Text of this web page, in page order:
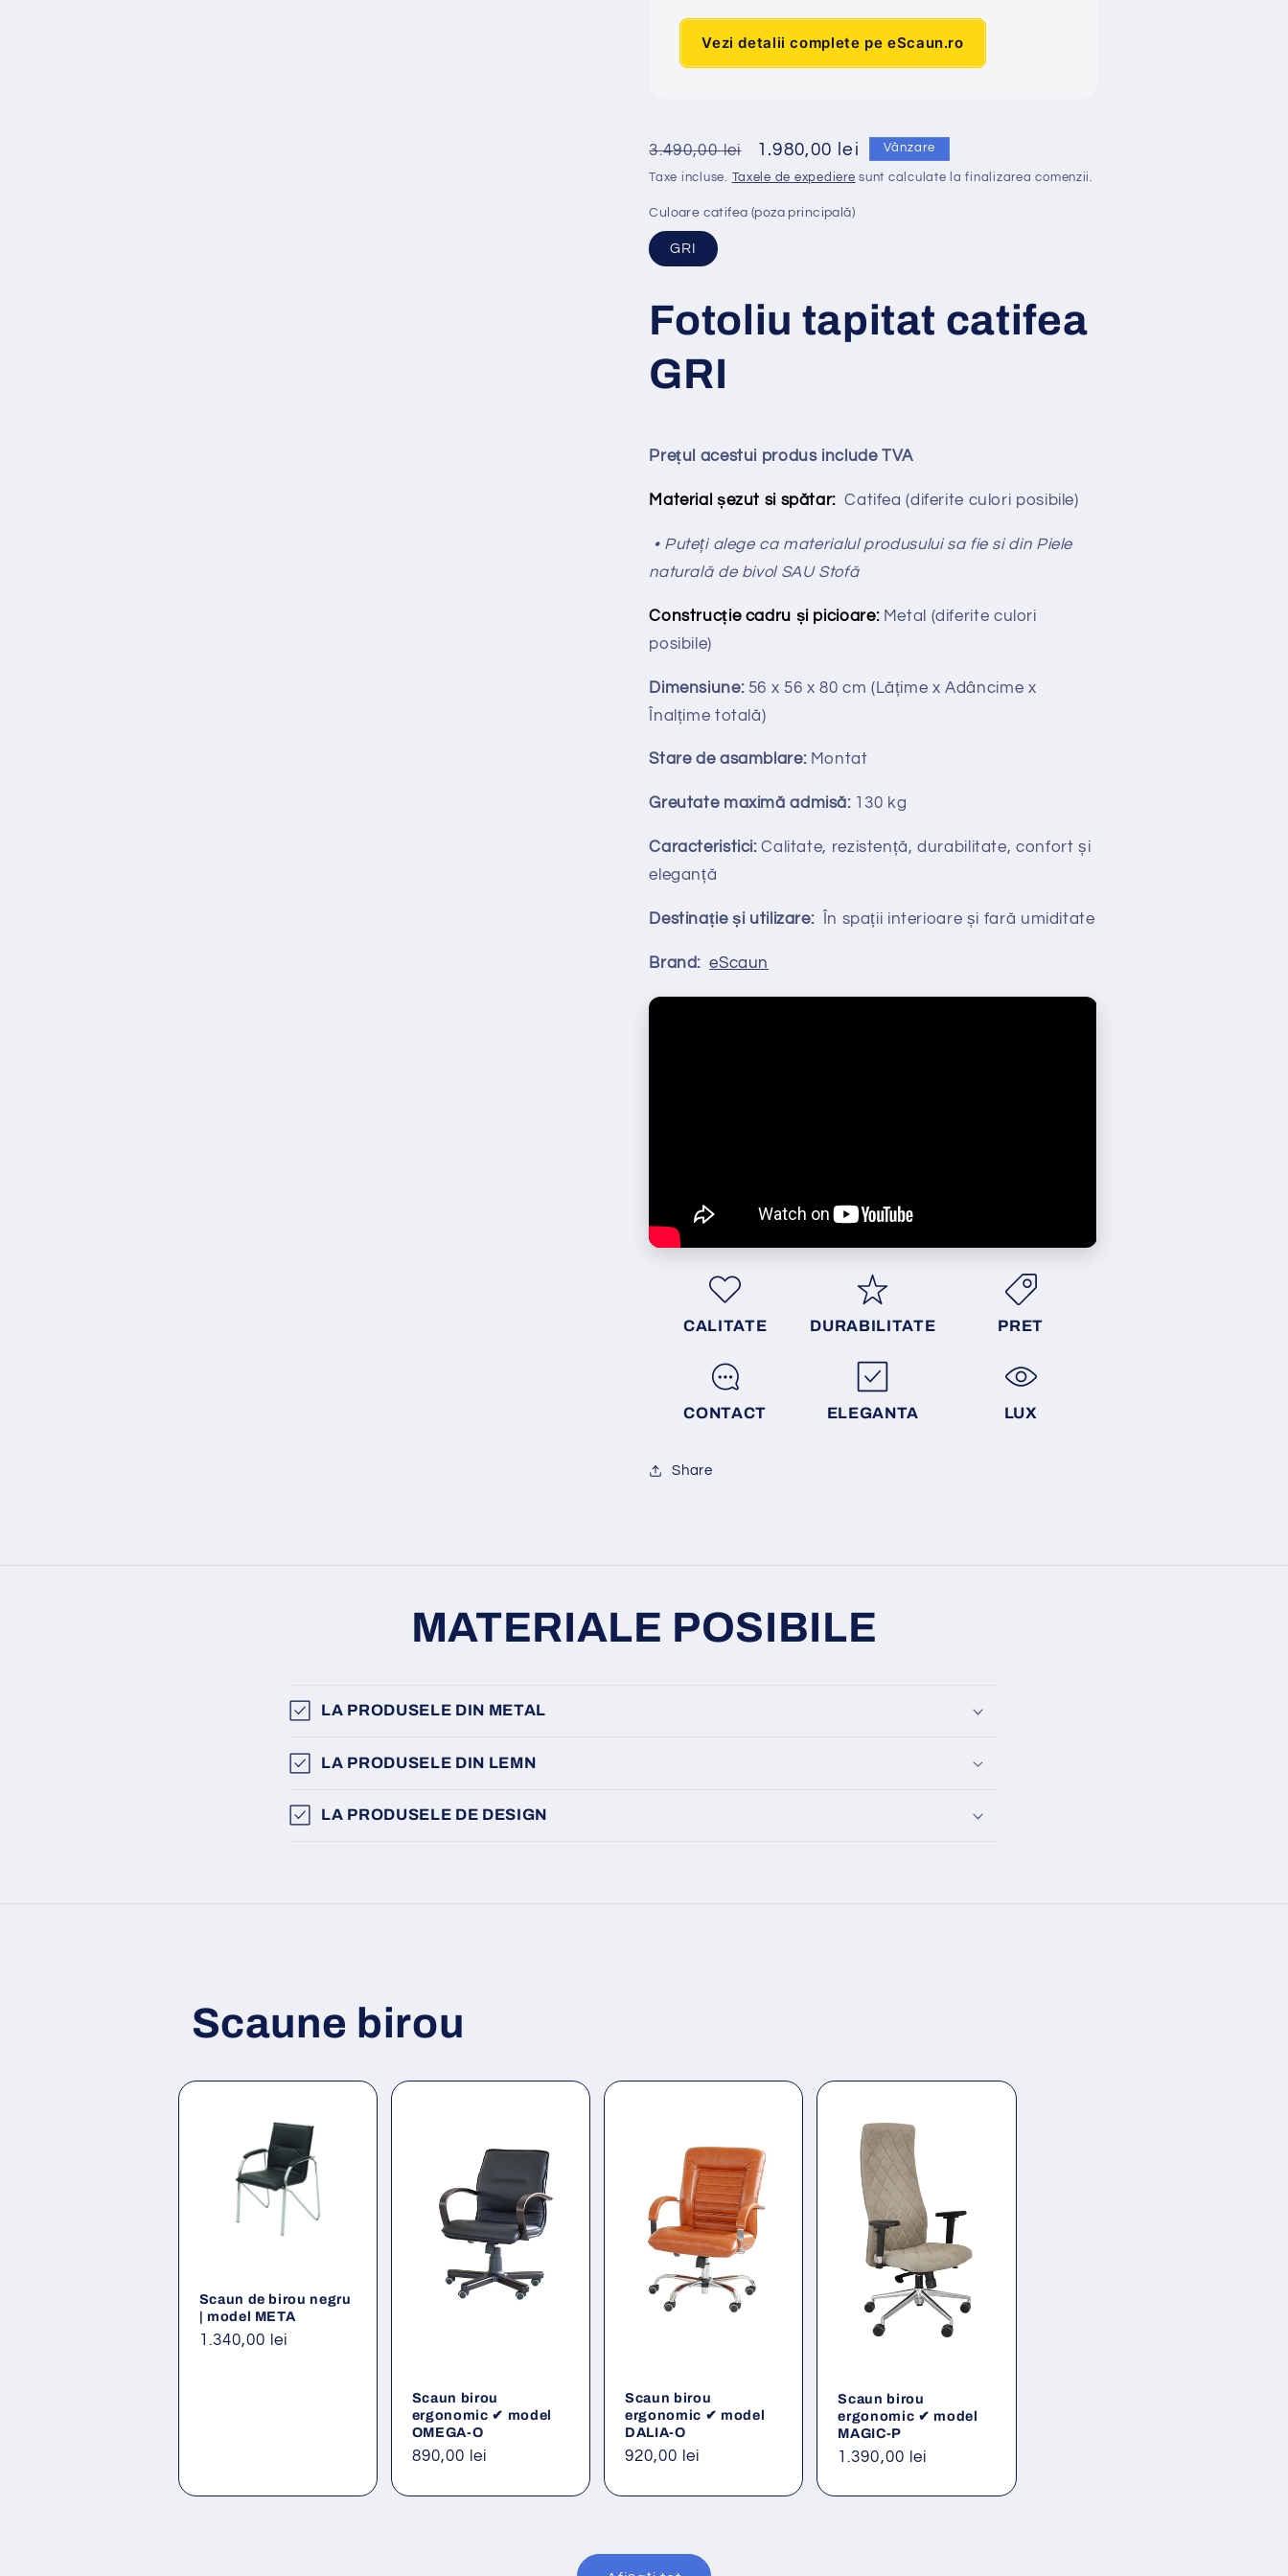
Vezi detalii complete pe eScaun.ro
Preț
obișnuit
3.490,00 lei
Preț
redus
1.980,00 lei Vânzare
Taxe incluse. Taxele de expediere sunt calculate la finalizarea comenzii.
Culoare catifea (poza principală)
GRI
Fotoliu tapitat catifea
GRI
Prețul acestui produs include TVA
Material șezut si spătar: Catifea (diferite culori posibile)
• Puteți alege ca materialul produsului sa fie si din Piele
naturală de bivol SAU Stofă
Construcție cadru și picioare: Metal (diferite culori
posibile)
Dimensiune:56 x 56 x 80 cm (Lățime x Adâncime x
Înalțime totală)
Stare de asamblare:Montat
Greutate maximă admisă: 130 kg
Caracteristici:Calitate, rezistență, durabilitate, confort și
eleganță
Destinație și utilizare:În spații interioare și fară umiditate
Brand:eScaun
CALITATE DURABILITATE PRET
CONTACT ELEGANTA LUX
Share
MATERIALE POSIBILE
LA PRODUSELE DIN METAL
LA PRODUSELE DIN LEMN
LA PRODUSELE DE DESIGN
Scaune birou
Scaun de birou negru
| model META
Preț
1.340,00 lei
Scaun birou
ergonomic ✔ model
OMEGA-O
Preț
890,00 lei
Scaun birou
ergonomic ✔ model
DALIA-O
Preț
920,00 lei
Scaun birou
ergonomic ✔ model
MAGIC-P
Preț
1.390,00 lei